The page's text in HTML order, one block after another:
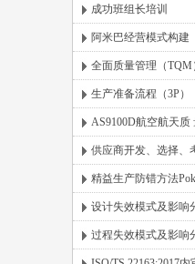
成功班组长培训
阿米巴经营模式构建
全面质量管理（TQM
生产准备流程（3P）
AS9100D航空航天质
供应商开发、选择、
精益生产防错方法
设计失效模式及影响
过程失效模式及影响